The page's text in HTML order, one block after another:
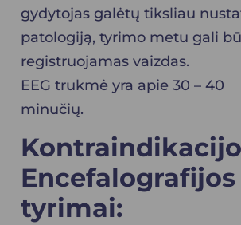
gydytojas galėtų tiksliau
patologiją, tyrimo metu gali
registruojamas vaizdas.
EEG trukmė yra apie 30 – 40
minučių.
Encefalografijos
tyrimai: